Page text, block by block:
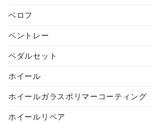
ベロフ
ベントレー
ペダルセット
ホイール
ホイールガラスポリマーコーティング
ホイールリペア